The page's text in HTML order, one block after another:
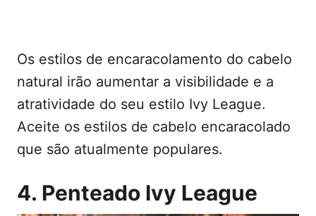
Os estilos de encaracolamento do cabelo
natural irão aumentar a visibilidade e a
atratividade do seu estilo Ivy League.
Aceite os estilos de cabelo encaracolado
que são atualmente populares.
4. Penteado Ivy League